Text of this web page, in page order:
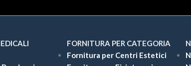
FORNITURA PER CATEGORIA
Fornitura per Centri Estetici